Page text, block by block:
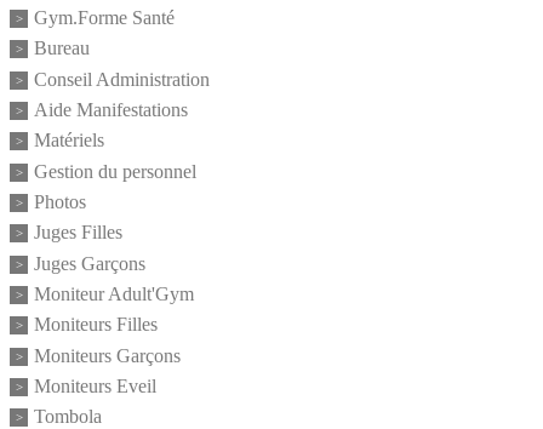
Gym.Forme Santé
Bureau
Conseil Administration
Aide Manifestations
Matériels
Gestion du personnel
Photos
Juges Filles
Juges Garçons
Moniteur Adult'Gym
Moniteurs Filles
Moniteurs Garçons
Moniteurs Eveil
Tombola